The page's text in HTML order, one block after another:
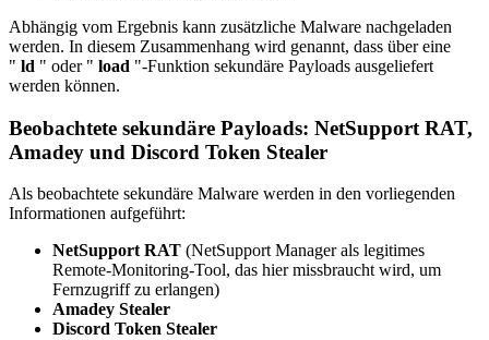
Abhängig vom Ergebnis kann zusätzliche Malware nachgeladen
werden. In diesem Zusammenhang wird genannt, dass über eine
" ld " oder " load "-Funktion sekundäre Payloads ausgeliefert
werden können.
Beobachtete sekundäre Payloads: NetSupport RAT,
Amadey und Discord Token Stealer
Als beobachtete sekundäre Malware werden in den vorliegenden
Informationen aufgeführt:
NetSupport RAT (NetSupport Manager als legitimes
Remote-Monitoring-Tool, das hier missbraucht wird, um
Fernzugriff zu erlangen)
Amadey Stealer
Discord Token Stealer